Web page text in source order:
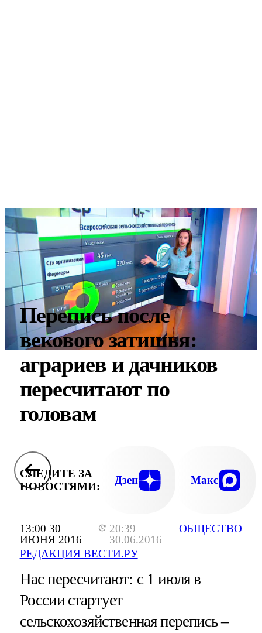
13:00 30
ИЮНЯ 2016
20:39
30.06.2016
РЕДАКЦИЯ ВЕСТИ.РУ
ОБЩЕСТВО
Перепись после
векового затишья:
аграриев и дачников
пересчитают по
головам
СЛЕДИТЕ ЗА
НОВОСТЯМИ:
Дзен Макс
Нас пересчитают: с 1 июля в
России стартует
сельскохозяйственная перепись –